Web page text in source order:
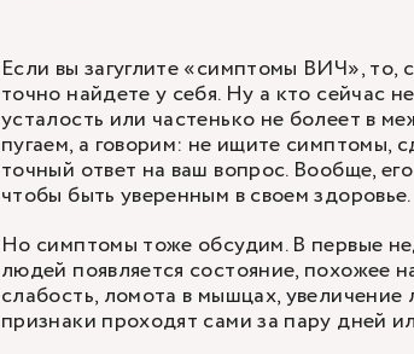
Если вы загуглите «симптомы ВИЧ», то,
точно найдете у себя. Ну а кто сейчас
усталость или частенько не болеет в
пугаем, а говорим: не ищите симптомы,
точный ответ на ваш вопрос. Вообще,
чтобы быть уверенным в своем здоровье.
Но симптомы тоже обсудим. В первые
людей появляется состояние, похожее
слабость, ломота в мышцах, увеличение
признаки проходят сами за пару дней